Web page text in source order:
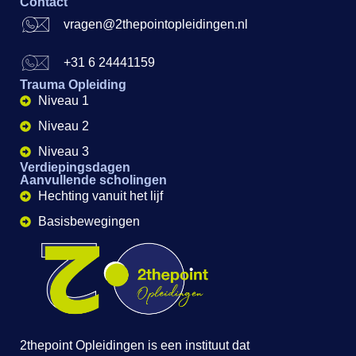
2thepoint Opleidingen is een instituut dat
Trauma Opleiding
Niveau 1
Niveau 2
Niveau 3
Verdiepingsdagen
Aanvullende scholingen
Hechting vanuit het lijf
Basisbewegingen
vragen@2thepointopleidingen.nl
+31 6 24441159